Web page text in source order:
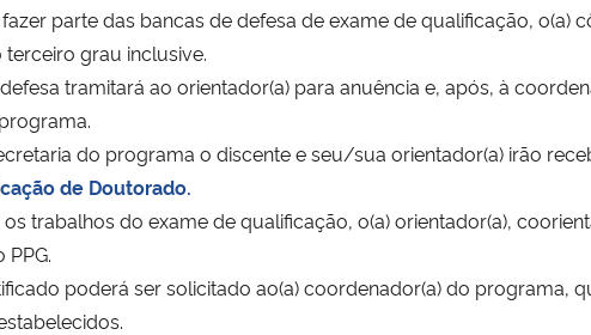
parte das bancas de defesa de exame de qualificação,
terceiro grau inclusive.
tramitará ao orientador(a) para anuência e, após, à
do programa o discente e seu/sua orientador(a) irão
de Doutorado.
os trabalhos do exame de qualificação, o(a) orientador(a),
poderá ser solicitado ao(a) coordenador(a) do programa,